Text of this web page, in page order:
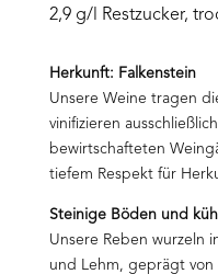
2,9 g/l Restzucker,
Herkunft: Falkenstein
Unsere Weine tragen
vinifizieren
bewirtschafteten
tiefem Respekt für
Steinige Böden und
Unsere Reben wurzeln
und Lehm, geprägt